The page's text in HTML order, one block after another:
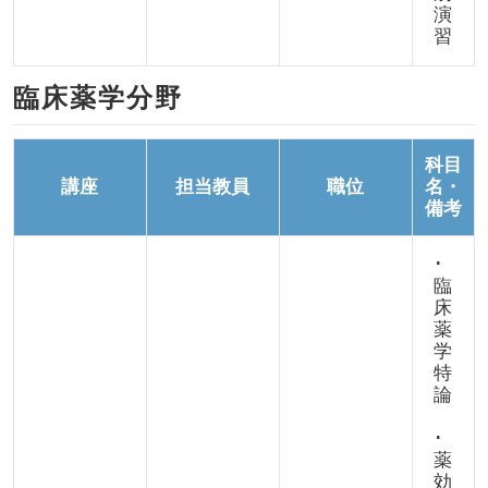
演
習
臨床薬学分野
講座 担当教員 職位
科目
名・
備考
･
臨
床
薬
学
特
論
･
薬
効